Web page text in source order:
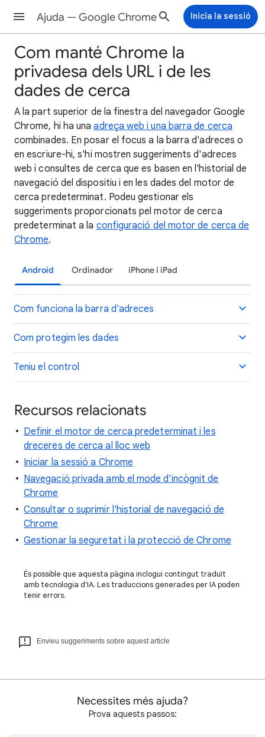
Ajuda — Google Chrome Inicia la sessió
Com manté Chrome la
privadesa dels URL i de les
dades de cerca
A la part superior de la finestra del navegador Google
Chrome, hi ha unaadreça web i una barra de cerca
combinades. En posar el focus a la barra d'adreces o
en escriure-hi, s'hi mostren suggeriments d'adreces
web i consultes de cerca que es basen en l'historial de
navegació del dispositiu i en les dades del motor de
cerca predeterminat. Podeu gestionar els
suggeriments proporcionats pel motor de cerca
predeterminat a la configuració del motor de cerca de
Chrome.
Android Ordinador iPhone i iPad
Com funciona la barra d'adreces
Com protegim les dades
Teniu el control
Recursos relacionats
Definir el motor de cerca predeterminat i les
dreceres de cerca al lloc web
Iniciar la sessió a Chrome
Navegació privada amb el mode d'incògnit de
Chrome
Consultar o suprimir l'historial de navegació de
Chrome
Gestionar la seguretat i la protecció de Chrome
És possible que aquesta pàgina inclogui contingut traduït
amb tecnologia d'IA. Les traduccions generades per IA poden
tenir errors.
Envieu suggeriments sobre aquest article
Necessites més ajuda?
Prova aquests passos: